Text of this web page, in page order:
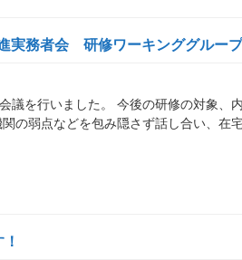
務者会 研修ワーキンググループ
議を行いました。 今後の研修の対象、
の弱点などを包み隠さず話し合い、在